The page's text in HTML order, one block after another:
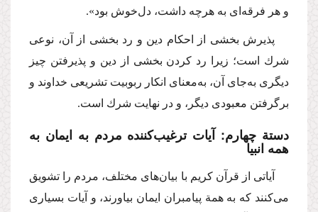
و هر فرقه‌ای به هرچه داشت، دل‌خوش بود».
پذیرش بخشی از احكام دین و رد بخشی از آن، نوعی
شرك است؛ زیرا رد كردن بخشی از دین و پذیرفتن چیز
دیگری به‌جای آن، به‌معنای انكار ربوبیت تشریعی خداوند و
برگرفتن معبودی دیگر، و در نهایت شرك است.
دستة چهارم: آیات ترغیب‌كننده مردم به ایمان به
همه انبیا
آیاتی از قرآن كریم با بیان‌های مختلف، مردم را تشویق
می‌كنند كه به همة پیامبران ایمان بیاورند، و آیات بسیاری